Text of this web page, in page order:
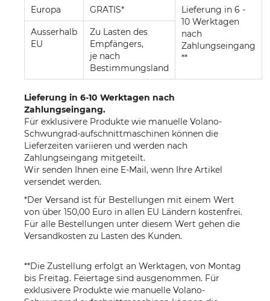
Europa GRATIS*
Lieferung in 6 -
10 Werktagen
nach
Zahlungseingang
**
Ausserhalb
EU
Zu Lasten des
Empfängers,
je nach
Bestimmungsland
Lieferung in 6-10 Werktagen nach
Zahlungseingang.
Für exklusivere Produkte wie manuelle Volano-
Schwungrad-aufschnittmaschinen können die
Lieferzeiten variieren und werden nach
Zahlungseingang mitgeteilt.
Wir senden Ihnen eine E-Mail, wenn Ihre Artikel
versendet werden.
*Der Versand ist für Bestellungen mit einem Wert
von über 150,00 Euro in allen EU Ländern kostenfrei.
Für alle Bestellungen unter diesem Wert gehen die
Versandkosten zu Lasten des Kunden.
**Die Zustellung erfolgt an Werktagen, von Montag
bis Freitag. Feiertage sind ausgenommen. Für
exklusivere Produkte wie manuelle Volano-